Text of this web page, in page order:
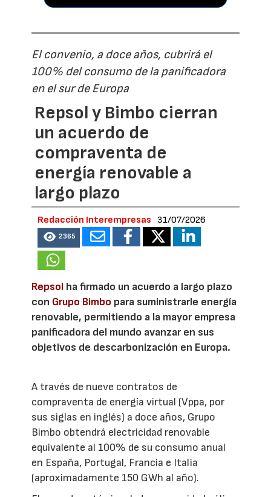
El convenio, a doce años, cubrirá el
100% del consumo de la panificadora
en el sur de Europa
Repsol y Bimbo cierran
un acuerdo de
compraventa de
energía renovable a
largo plazo
Redacción Interempresas 31/07/2026
2365
Repsol ha firmado un acuerdo a largo plazo
con Grupo Bimbo para suministrarle energía
renovable, permitiendo a la mayor empresa
panificadora del mundo avanzar en sus
objetivos de descarbonización en Europa.
A través de nueve contratos de
compraventa de energía virtual (Vppa, por
sus siglas en inglés) a doce años, Grupo
Bimbo obtendrá electricidad renovable
equivalente al 100% de su consumo anual
en España, Portugal, Francia e Italia
(aproximadamente 150 GWh al año).